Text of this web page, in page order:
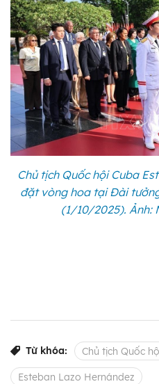
Chủ tịch Quốc hội Cuba
đặt vòng hoa tại Đài
(1/10/2025). Ảnh:
Từ khóa: Chủ tịch Quốc
Esteban Lazo Hernández